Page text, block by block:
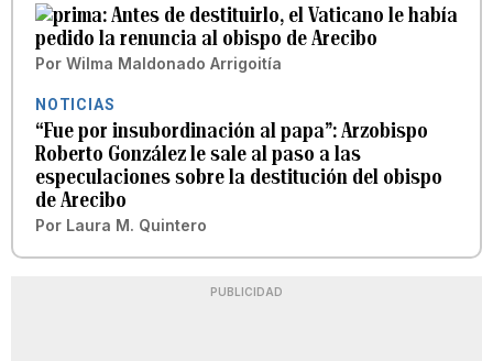
Antes de destituirlo, el Vaticano le había
pedido la renuncia al obispo de Arecibo
Por Wilma Maldonado Arrigoitía
NOTICIAS
“Fue por insubordinación al papa”: Arzobispo
Roberto González le sale al paso a las
especulaciones sobre la destitución del obispo
de Arecibo
Por Laura M. Quintero
PUBLICIDAD